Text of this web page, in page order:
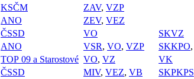
KSČM ZAV, VZP
ANO ZEV, VEZ
ČSSD VO SKVZ
ANO VSR, VO, VZP SKKPO,
TOP 09 a Starostové VO, VZ
VK
ČSSD MIV, VEZ, VB
SKPKPS